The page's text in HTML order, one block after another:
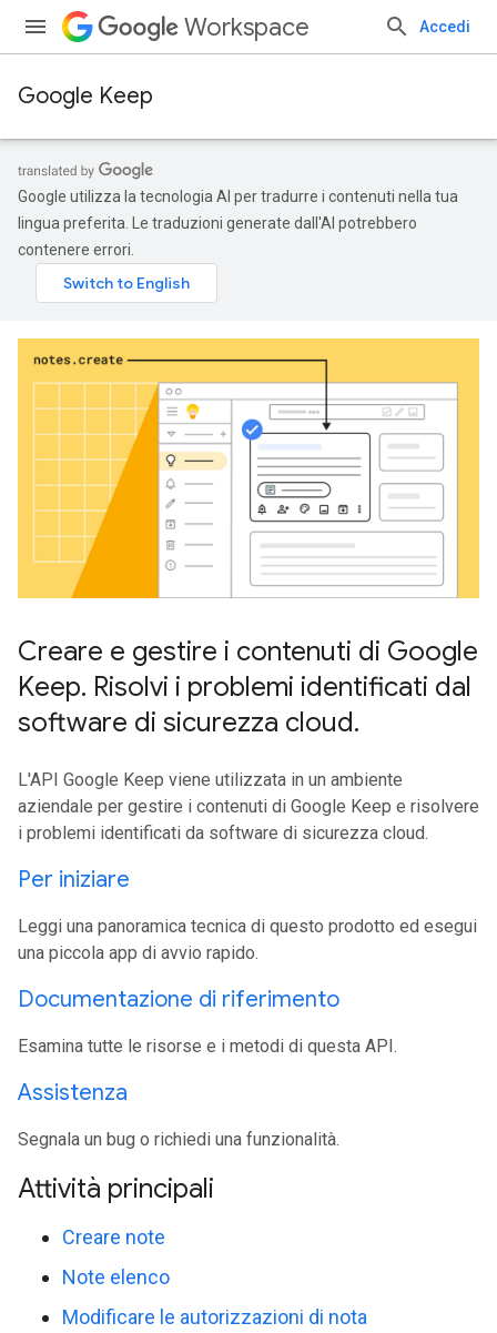
Workspace Accedi
Google Keep
Google utilizza la tecnologia AI per tradurre i contenuti nella tua
lingua preferita. Le traduzioni generate dall'AI potrebbero
contenere errori.
Creare e gestire i contenuti di Google
Keep. Risolvi i problemi identificati dal
software di sicurezza cloud.
L'API Google Keep viene utilizzata in un ambiente
aziendale per gestire i contenuti di Google Keep e risolvere
i problemi identificati da software di sicurezza cloud.
Per iniziare
Leggi una panoramica tecnica di questo prodotto ed esegui
una piccola app di avvio rapido.
Documentazione di riferimento
Esamina tutte le risorse e i metodi di questa API.
Assistenza
Segnala un bug o richiedi una funzionalità.
Attività principali
Creare note
Note elenco
Modificare le autorizzazioni di nota